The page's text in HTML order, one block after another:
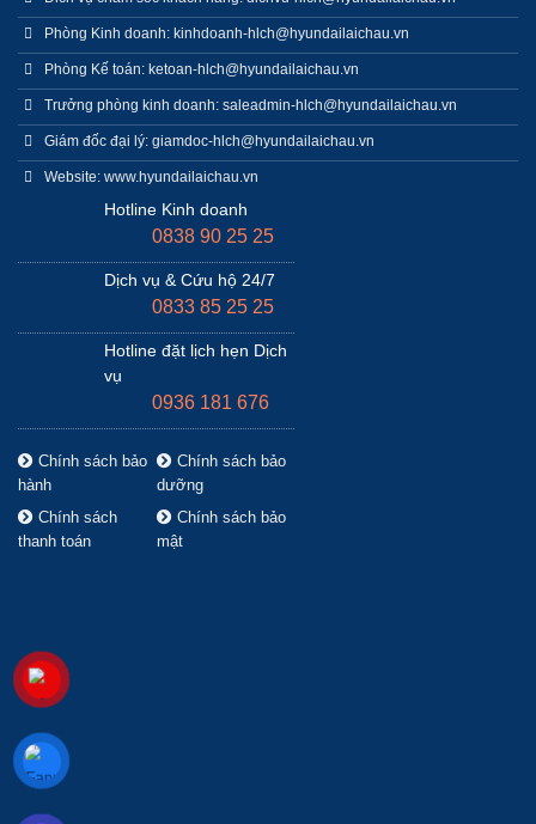
Phòng Kinh doanh: kinhdoanh-hlch@hyundailaichau.vn
Phòng Kế toán: ketoan-hlch@hyundailaichau.vn
Trưởng phòng kinh doanh: saleadmin-hlch@hyundailaichau.vn
Giám đốc đại lý: giamdoc-hlch@hyundailaichau.vn
Website: www.hyundailaichau.vn
Hotline Kinh doanh
0838 90 25 25
Dịch vụ & Cứu hộ 24/7
0833 85 25 25
Hotline đặt lịch hẹn Dịch
vụ
0936 181 676
Chính sách bảo
hành
Chính sách bảo
dưỡng
Chính sách
thanh toán
Chính sách bảo
mật